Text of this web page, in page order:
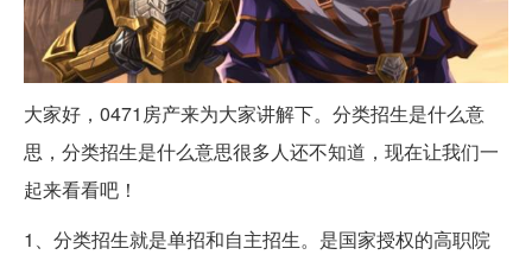
大家好，0471房产来为大家讲解下。分类招生是什么意
思，分类招生是什么意思很多人还不知道，现在让我们一
起来看看吧！
1、分类招生就是单招和自主招生。是国家授权的高职院